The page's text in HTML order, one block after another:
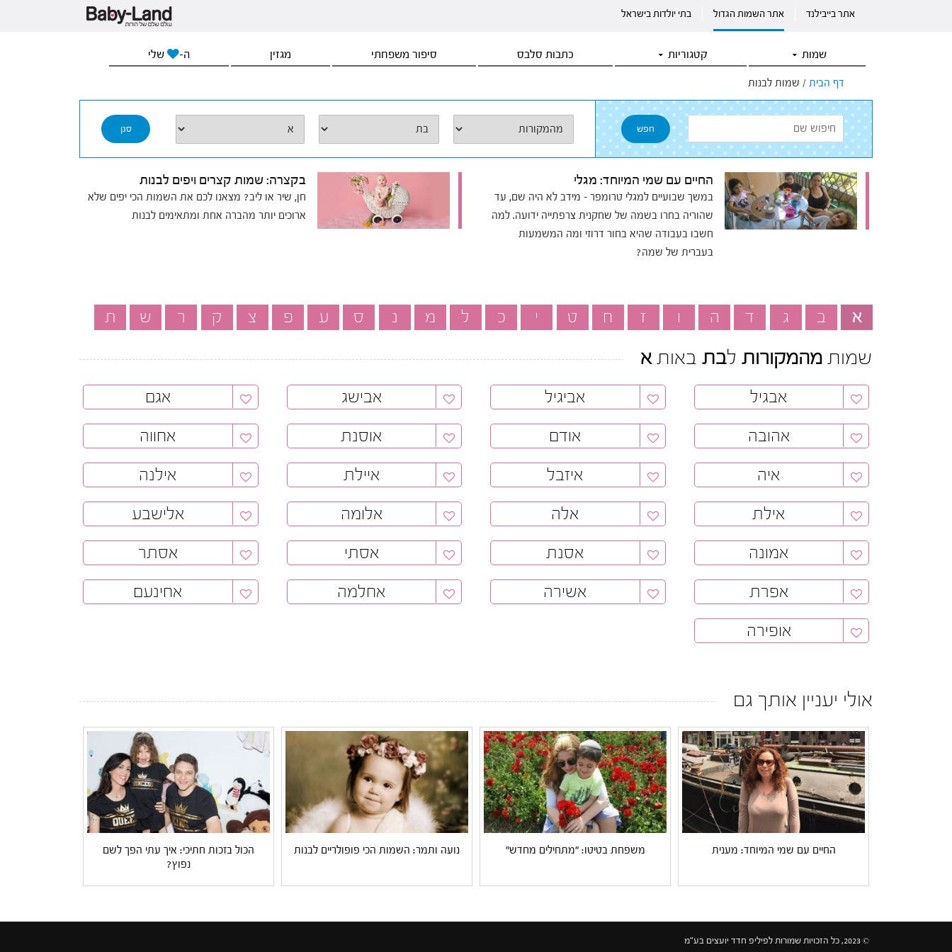
אתר בייבילנד אתר השמות הגדול בתי יולדות בישראל
שמות קטגוריות כתבות סלבס סיפור משפחתי מגזין ה- שלי
דף הבית / שמות לבנות
החיים עם שמי המיוחד: מגלי
במשך שבועיים למגלי טרומפר - מידב לא היה שם, עד
שהוריה בחרו בשמה של שחקנית צרפתייה ידועה. למה
חשבו בעבודה שהיא בחור דרוזי ומה המשמעות
בעברית של שמה?
בקצרה: שמות קצרים ויפים לבנות
חן, שיר או ליב? מצאנו לכם את השמות הכי יפים שלא
ארוכים יותר מהברה אחת ומתאימים לבנות
א ב ג ד ה ו ז ח ט י כ ל מ נ ס ע פ צ ק ר ש ת
שמות מהמקורות לבת באותא
אבגיל אביגיל אבישג אגם
אהובה אודם אוסנת אחווה
איה איזבל איילת אילנה
אילת אלה אלומה אלישבע
אמונה אסנת אסתי אסתר
אפרת אשירה אחלמה אחינעם
אופירה
אולי יעניין אותך גם
החיים עם שמי המיוחד: מענית משפחת בטיטו: "מתחילים מחדש" נועה ותמר: השמות הכי פופולריים לבנות
הכול בזכות חתיכי: איך עתי הפך לשם
נפוץ?
© 2023, כל הזכויות שמורות לפיליפ חדד יועצים בע"מ